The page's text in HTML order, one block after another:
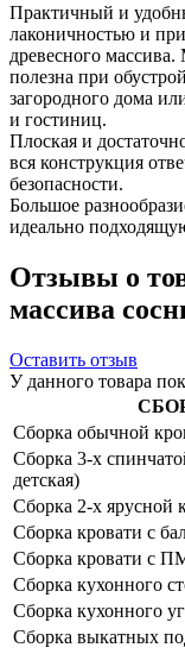
Практичный и
лаконичностью и
древесного массива.
полезна при
загородного дома
и гостиниц.
Плоская и
вся конструкция
безопасности.
Большое
идеально
Отзывы о
массива
Оставить отзыв
У данного товара
Сборка обычной
Сборка 3-х
детская)
Сборка 2-х ярусной
Сборка кровати с
Сборка кровати с
Сборка кухонного
Сборка кухонного
Сборка выкатных